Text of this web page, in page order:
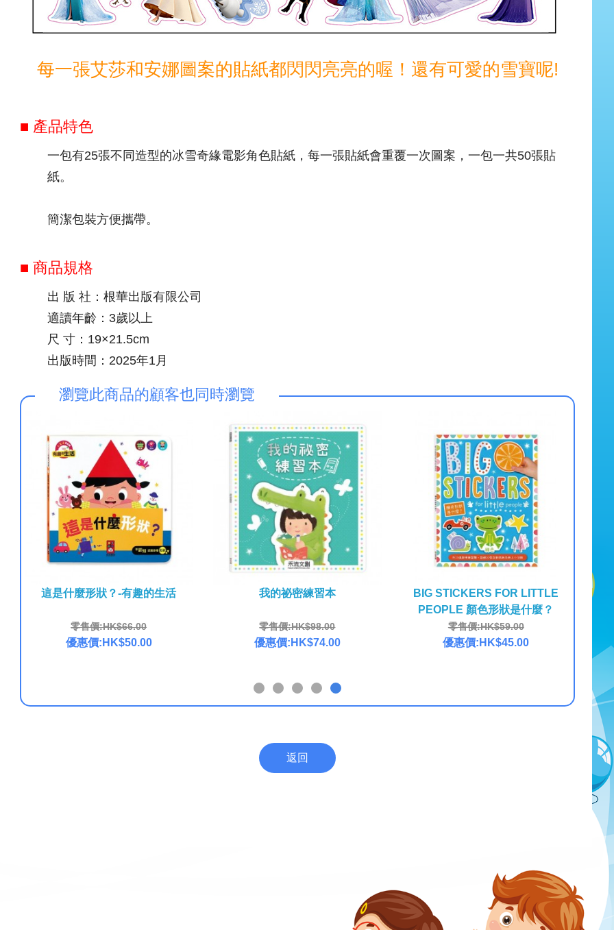
每一張艾莎和安娜圖案的貼紙都閃閃亮亮的喔！還有可愛的雪寶呢!
■ 產品特色
一包有25張不同造型的冰雪奇緣電影角色貼紙，每一張貼紙會重覆一次圖案，一包一共50張貼
紙。
簡潔包裝方便攜帶。
■ 商品規格
出 版 社：根華出版有限公司
適讀年齡：3歲以上
尺 寸：19×21.5cm
出版時間：2025年1月
瀏覽此商品的顧客也同時瀏覽
這是什麼形狀？-有趣的生活
零售價:HK$66.00
優惠價:HK$50.00
我的祕密練習本
零售價:HK$98.00
優惠價:HK$74.00
BIG STICKERS FOR LITTLE
PEOPLE 顏色形狀是什麼？
零售價:HK$59.00
優惠價:HK$45.00
返回